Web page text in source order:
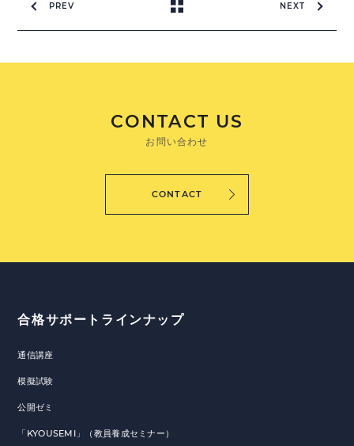
PREV NEXT
CONTACT US
お問い合わせ
CONTACT
合格サポートラインナップ
通信講座
模擬試験
公開ゼミ
「KYOUSEMI」（教員養成セミナー）